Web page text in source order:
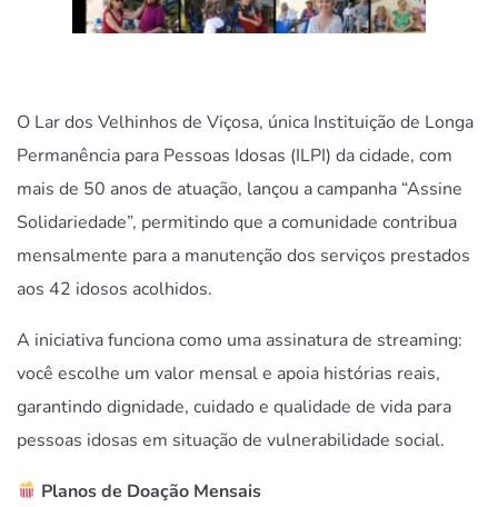
O Lar dos Velhinhos de Viçosa, única Instituição de Longa
Permanência para Pessoas Idosas (ILPI) da cidade, com
mais de 50 anos de atuação, lançou a campanha “Assine
Solidariedade”, permitindo que a comunidade contribua
mensalmente para a manutenção dos serviços prestados
aos 42 idosos acolhidos.
A iniciativa funciona como uma assinatura de streaming:
você escolhe um valor mensal e apoia histórias reais,
garantindo dignidade, cuidado e qualidade de vida para
pessoas idosas em situação de vulnerabilidade social.
Planos de Doação Mensais